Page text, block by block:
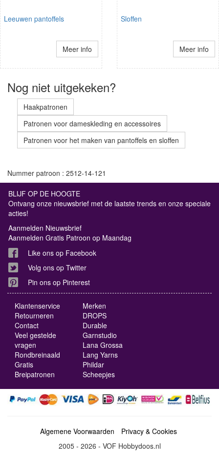
Leeuwen pantoffels
Meer info
Sloffen
Meer info
Nog niet uitgekeken?
Haakpatronen
Patronen voor dameskleding en accessoires
Patronen voor het maken van pantoffels en sloffen
Nummer patroon : 2512-14-121
BLIJF OP DE HOOGTE
Ontvang onze nieuwsbrief met de laatste trends en onze speciale
acties!
Aanmelden Nieuwsbrief
Aanmelden Gratis Patroon op Maandag
Like ons op Facebook
Volg ons op Twitter
Pin ons op Pinterest
Klantenservice
Retourneren
Contact
Veel gestelde
vragen
Rondbreinaald
Gratis
Breipatronen
Merken
DROPS
Durable
Garnstudio
Lana Grossa
Lang Yarns
Phildar
Scheepjes
Algemene Voorwaarden
Privacy & Cookies
2005 - 2026 - VOF Hobbydoos.nl